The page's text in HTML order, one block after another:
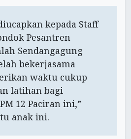
kepada Staff
Pesantren
Sendangagung
bekerjasama
waktu cukup
latihan bagi
12 Paciran ini,”
anak ini.